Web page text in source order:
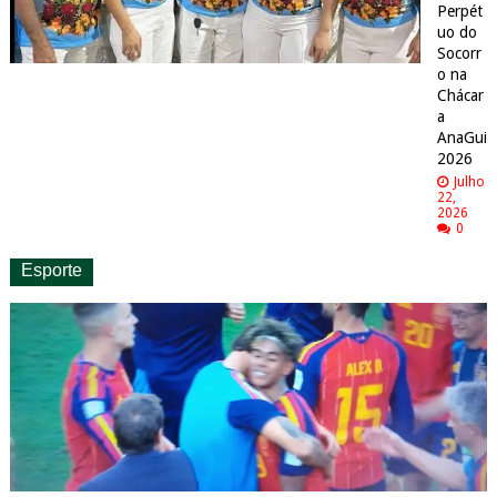
Perpét
uo do
Socorr
o na
Chácar
a
AnaGui
2026
Julho
22,
2026
0
Esporte